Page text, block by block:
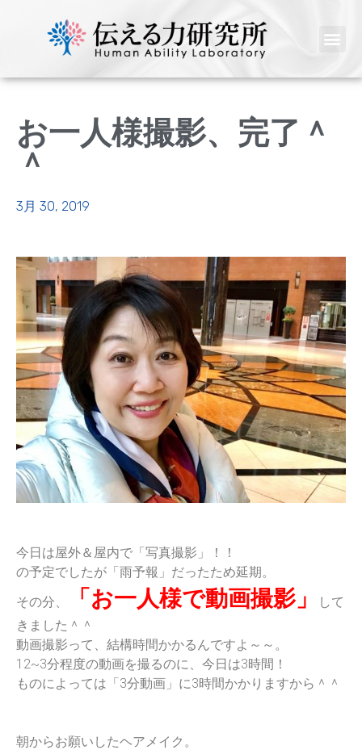
お一人様撮影、完了＾
＾
3月 30, 2019
今日は屋外＆屋内で「写真撮影」！！
の予定でしたが「雨予報」だったため延期。
その分、
「お一人様で動画撮影」
して
きました＾＾
動画撮影って、結構時間かかるんですよ～～。
12~3分程度の動画を撮るのに、今日は3時間！
ものによっては「3分動画」に3時間かかりますから＾＾
朝からお願いしたヘアメイク。